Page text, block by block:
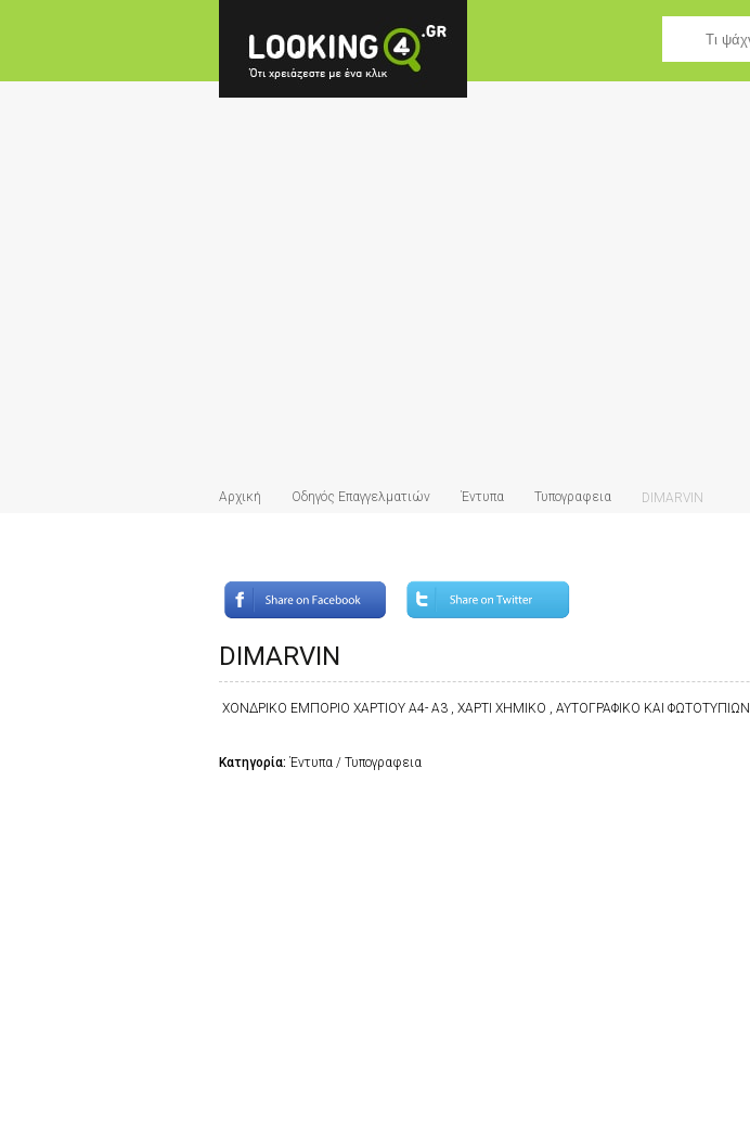
Αρχική Οδηγός Επαγγελματιών Έντυπα Τυπογραφεια DIMARVIN
DIMARVIN
ΧΟΝΔΡΙΚΟ ΕΜΠΟΡΙΟ ΧΑΡΤΙΟΥ Α4- Α3 , ΧΑΡΤΙ ΧΗΜΙΚΟ , ΑΥΤΟΓΡΑΦΙΚΟ ΚΑΙ ΦΩΤΟΤΥΠΙΩΝ
Κατηγορία: Έντυπα / Τυπογραφεια